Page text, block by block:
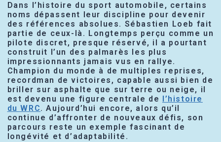
Dans l’histoire du sport automobile, certains
noms dépassent leur discipline pour devenir
des références absolues. Sébastien Loeb fait
partie de ceux-là. Longtemps perçu comme un
pilote discret, presque réservé, il a pourtant
construit l’un des palmarès les plus
impressionnants jamais vus en rallye.
Champion du monde à de multiples reprises,
recordman de victoires, capable aussi bien de
briller sur asphalte que sur terre ou neige, il
est devenu une figure centrale de l’histoire
du WRC. Aujourd’hui encore, alors qu’il
continue d’affronter de nouveaux défis, son
parcours reste un exemple fascinant de
longévité et d’adaptabilité.